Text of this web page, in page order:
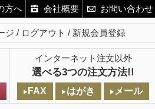
方へ 会社概要 お問い合わせ
ジ ログアウト 新規会員登録
インターネット注文以外
選べる3つの注文方法!!
FAX はがき メール